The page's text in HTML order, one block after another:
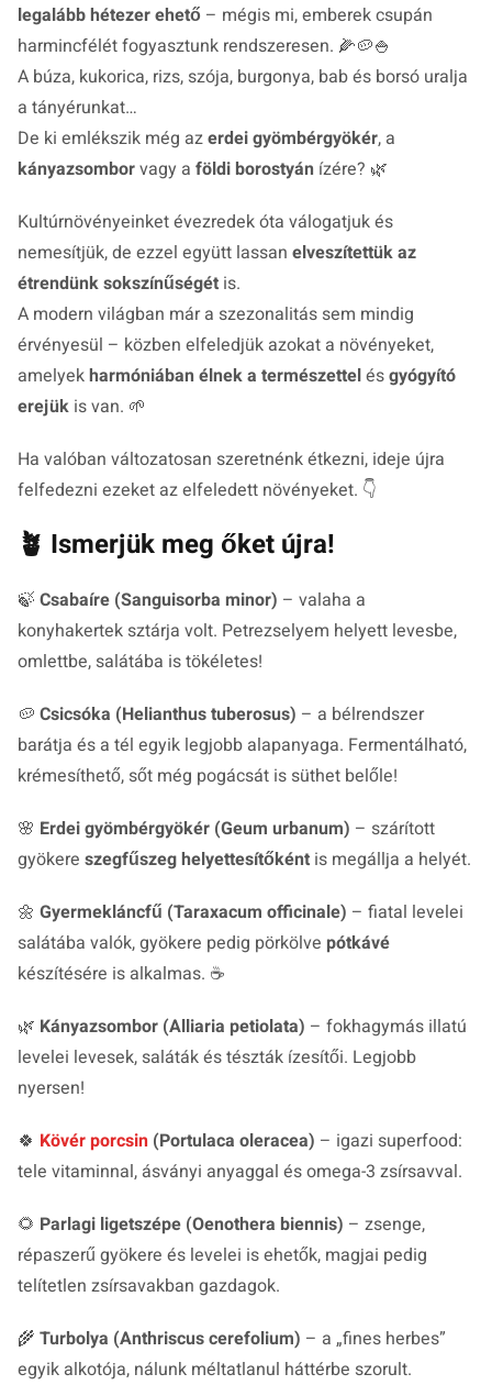
legalább hétezer ehető – mégis mi, emberek csupán
harmincfélét fogyasztunk rendszeresen. 🌽🥔🍚
A búza, kukorica, rizs, szója, burgonya, bab és borsó uralja
a tányérunkat…
De ki emlékszik még azerdei gyömbérgyökér, a
kányazsomborvagy a földi borostyán ízére? 🌿
Kultúrnövényeinket évezredek óta válogatjuk és
nemesítjük, de ezzel együtt lassan elveszítettük az
étrendünk sokszínűségét is.
A modern világban már a szezonalitás sem mindig
érvényesül – közben elfeledjük azokat a növényeket,
amelyekharmóniában élnek a természettelésgyógyító
erejük is van. 🌱
Ha valóban változatosan szeretnénk étkezni, ideje újra
felfedezni ezeket az elfeledett növényeket. 👇
🪴 Ismerjük meg őket újra!
🍃 Csabaíre (Sanguisorba minor) – valaha a
konyhakertek sztárja volt. Petrezselyem helyett levesbe,
omlettbe, salátába is tökéletes!
🥔 Csicsóka (Helianthus tuberosus) – a bélrendszer
barátja és a tél egyik legjobb alapanyaga. Fermentálható,
krémesíthető, sőt még pogácsát is süthet belőle!
🌸 Erdei gyömbérgyökér (Geum urbanum) – szárított
gyökere szegfűszeg helyettesítőként is megállja a helyét.
🌼 Gyermekláncfű (Taraxacum officinale) – fiatal levelei
salátába valók, gyökere pedig pörkölve pótkávé
készítésére is alkalmas. ☕
🌿 Kányazsombor (Alliaria petiolata) – fokhagymás illatú
levelei levesek, saláták és tészták ízesítői. Legjobb
nyersen!
🍀 Kövér porcsin (Portulaca oleracea) – igazi superfood:
tele vitaminnal, ásványi anyaggal és omega-3 zsírsavval.
🌻 Parlagi ligetszépe (Oenothera biennis) – zsenge,
répaszerű gyökere és levelei is ehetők, magjai pedig
telítetlen zsírsavakban gazdagok.
🌾 Turbolya (Anthriscus cerefolium) – a „fines herbes”
egyik alkotója, nálunk méltatlanul háttérbe szorult.